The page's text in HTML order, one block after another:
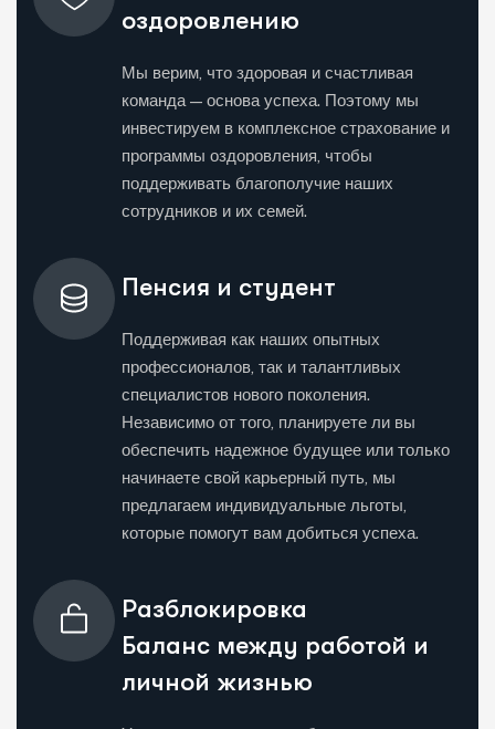
оздоровлению
Мы верим, что здоровая и счастливая
команда — основа успеха. Поэтому мы
инвестируем в комплексное страхование и
программы оздоровления, чтобы
поддерживать благополучие наших
сотрудников и их семей.
Пенсия и студент
Поддерживая как наших опытных
профессионалов, так и талантливых
специалистов нового поколения.
Независимо от того, планируете ли вы
обеспечить надежное будущее или только
начинаете свой карьерный путь, мы
предлагаем индивидуальные льготы,
которые помогут вам добиться успеха.
Разблокировка
Баланс между работой и
личной жизнью